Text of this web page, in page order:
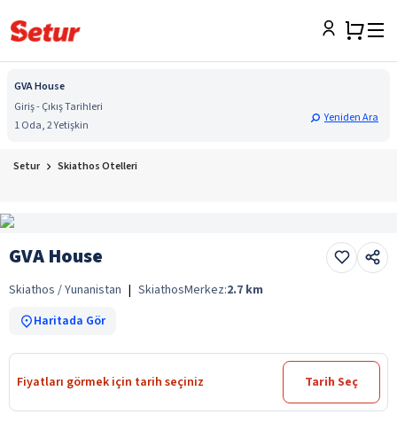
GVA House
Giriş - Çıkış Tarihleri
1 Oda, 2 Yetişkin
Yeniden Ara
Setur Skiathos Otelleri
GVA House
Skiathos / Yunanistan | SkiathosMerkez:2.7 km
Haritada Gör
Fiyatları görmek için tarih seçiniz Tarih Seç